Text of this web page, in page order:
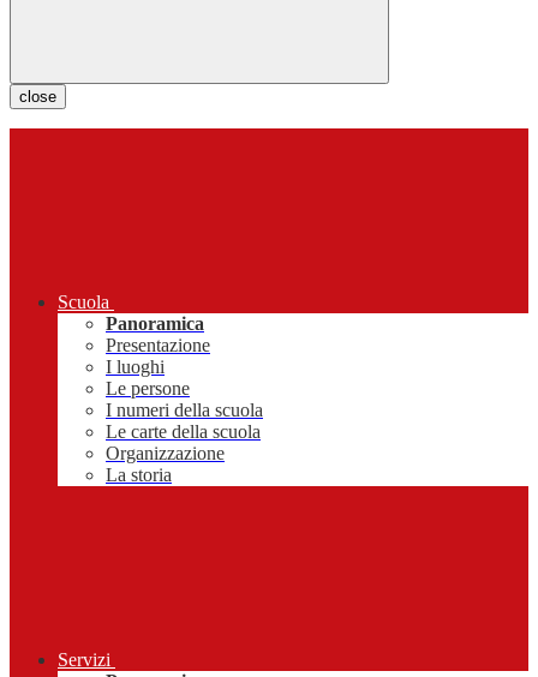
close
Scuola
Panoramica
Presentazione
I luoghi
Le persone
I numeri della scuola
Le carte della scuola
Organizzazione
La storia
Servizi